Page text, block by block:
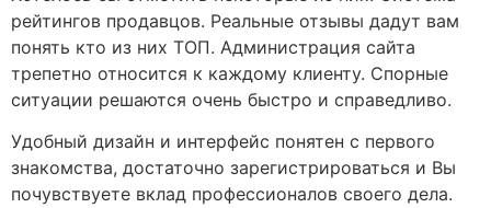
рейтингов продавцов. Реальные отзывы дадут вам
понять кто из них ТОП. Администрация сайта
трепетно относится к каждому клиенту. Спорные
ситуации решаются очень быстро и справедливо.
Удобный дизайн и интерфейс понятен с первого
знакомства, достаточно зарегистрироваться и Вы
почувствуете вклад профессионалов своего дела.